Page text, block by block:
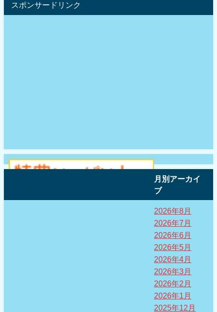
スポンサードリンク
月別アーカイ
ブ
2026年8月
2026年7月
2026年6月
2026年5月
2026年4月
2026年3月
2026年2月
2026年1月
2025年12月